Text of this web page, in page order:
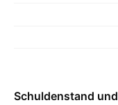
Schuldenstand und